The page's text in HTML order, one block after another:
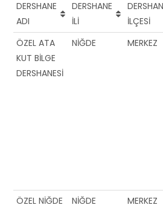
kDERSHANE
ADI
DERSHANE
İLİ
İLÇESİ
ÖZEL ATA
KUT BİLGE
DERSHANESİ
NİĞDE MERKEZ
ÖZEL NİĞDE
NİĞDE MERKEZ